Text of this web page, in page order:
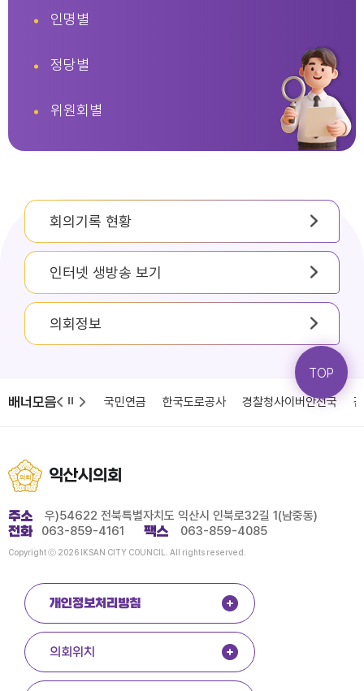
인명별
정당별
위원회별
회의기록 현황
인터넷 생방송 보기
의회정보
배너모음
국민건강보험 국민연금 한국도로공사 경찰청사이버안전국
익산시의회
주소 우)54622 전북특별자치도 익산시 인북로32길 1(남중동)
전화 063-859-4161 팩스 063-859-4085
Copyright ⓒ 2026 IKSAN CITY COUNCIL. All rights reserved.
개인정보처리방침
의회위치
TOP